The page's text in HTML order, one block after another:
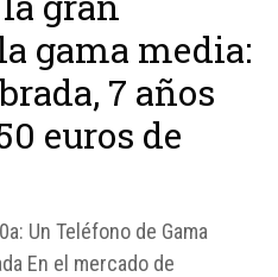
gama media:
7 años
euros de
Un Teléfono de Gama
En el mercado de